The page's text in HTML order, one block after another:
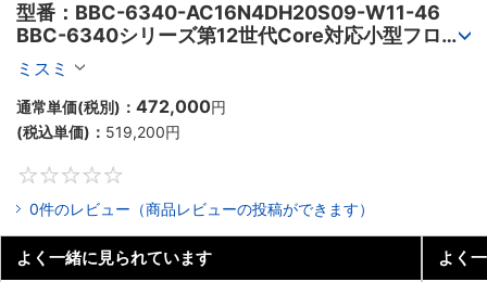
型番：BBC-6340-AC16N4DH20S09-W11-46
BBC-6340シリーズ第12世代Core対応小型フロア
マウントPC2PCI/2PCIe
ミスミ
通常単価(税別)： 472,000円
(税込単価)： 519,200円
0件のレビュー（商品レビューの投稿ができます）
よく一緒に見られています よく